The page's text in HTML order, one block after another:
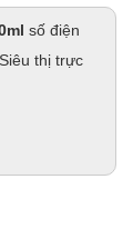
số điện
thị trực